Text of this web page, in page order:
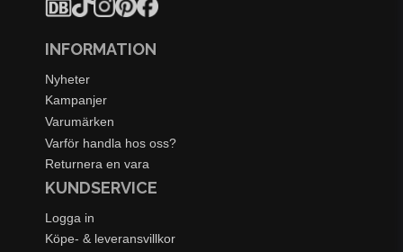
INFORMATION
Nyheter
Kampanjer
Varumärken
Varför handla hos oss?
Returnera en vara
KUNDSERVICE
Logga in
Köpe- & leveransvillkor